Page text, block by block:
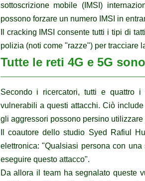
sottoscrizione mobile (IMSI)
possono forzare un numero IMSI in
Il cracking IMSI consente tutti i tipi di
polizia (noti come "razze") per tracciare
Tutte le reti 4G e 5G
Secondo i ricercatori, tutti e quattro
vulnerabili a questi attacchi. Ciò
gli aggressori possono persino
Il coautore dello studio Syed Rafiul
elettronica: "Qualsiasi persona con
eseguire questo attacco".
Da allora il team ha segnalato queste